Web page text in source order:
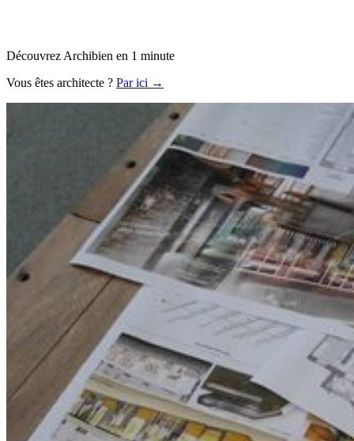
Découvrez Archibien en 1 minute
Vous êtes architecte ? Par ici →